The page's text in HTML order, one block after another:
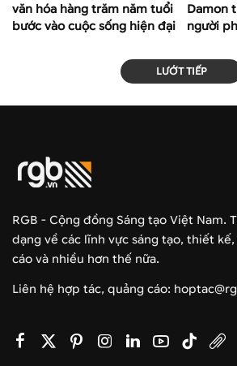
văn hóa hàng trăm năm tuổi
bước vào cuộc sống hiện đại
Damon
người
LƯỚT TIẾP
RGB - Cộng đồng Sáng tạo Việt Nam.
dạng về các lĩnh vực sáng tạo, thiết
cáo và nhiều hơn thế nữa.
Liên hệ hợp tác, quảng cáo: